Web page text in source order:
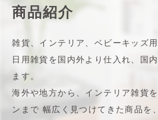
商品紹介
雑貨、インテリア、ベビーキッズ用
日用雑貨を国内外より仕入れ、国
ます。
海外や地方から、インテリア雑貨
ンまで 幅広く見つけてきた商品を